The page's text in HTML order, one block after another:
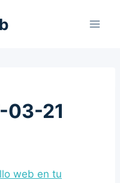
03-21
web en tu